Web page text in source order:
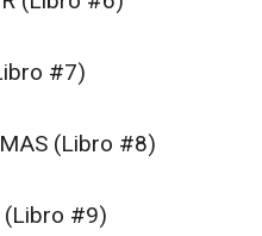
#7)
(Libro #8)
(Libro #9)